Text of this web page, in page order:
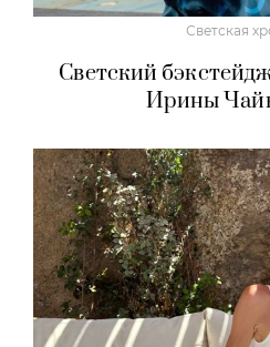
Светская
Светский
Ирины